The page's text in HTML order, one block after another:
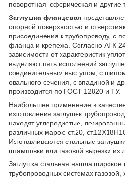
поворотная, сферическая и другие
Заглушка фланцевая
опорной поверхностью и
присоединения к трубопроводу, с
фланца и крепежа. Согласно АТК
зависимости от характеристик
выделяют пять исполнений
соединительным выступом, с
овального сечения, с впадиной и
производится по ГОСТ 12820 и ТУ.
Наибольшее применение в
изготовления заглушек
находят углеродистые,
различных марок: ст.20,
Изготавливаются стальные
штамповки или газовой вырезки из
Заглушка стальная нашла широкое
трубопроводных системах